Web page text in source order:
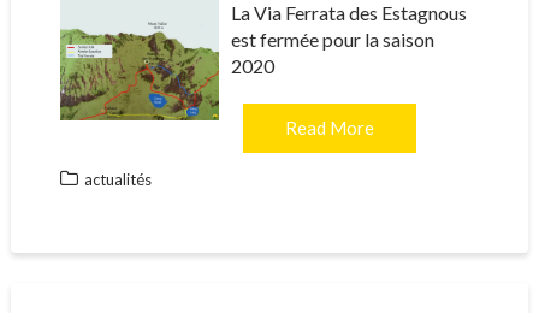
La Via Ferrata des Estagnous
est fermée pour la saison
2020
Read More
actualités